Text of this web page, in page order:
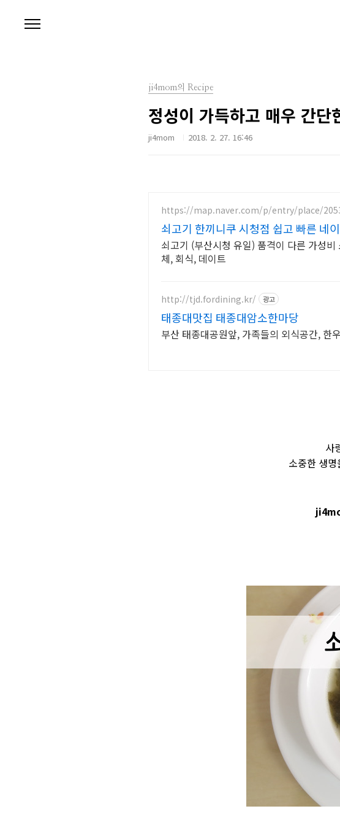
ji4mom의 Recipe
정성이 가득하고 매우 간단
ji4mom 2018. 2. 27. 16:46
https://map.naver.com/p/entry/place/
쇠고기 한끼니쿠 시청점 쉽고 빠른 네
쇠고기 (부산시청 유일) 품격이 다른 가성
체, 회식, 데이트
http://tjd.fordining.kr/ 광고
태종대맛집 태종대암소한마당
부산 태종대공원앞, 가족들의 외식공간, 한
사
소중한 생